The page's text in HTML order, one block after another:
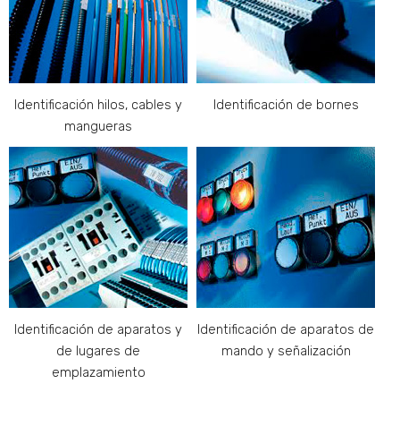
Identificación hilos, cables y
mangueras
Identificación de bornes
Identificación de aparatos y
de lugares de
emplazamiento
Identificación de aparatos de
mando y señalización